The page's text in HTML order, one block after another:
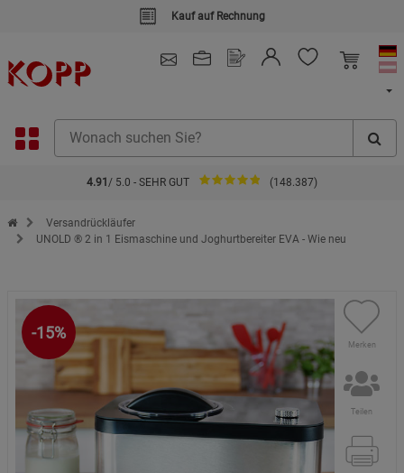
Kauf auf Rechnung
4.91 / 5.0 - SEHR GUT (148.387)
Zur Startseite des Kopp Verlag Online-Shop
Versandrückläufer
UNOLD ® 2 in 1 Eismaschine und Joghurtbereiter EVA - Wie neu
-15%
Merken
Teilen